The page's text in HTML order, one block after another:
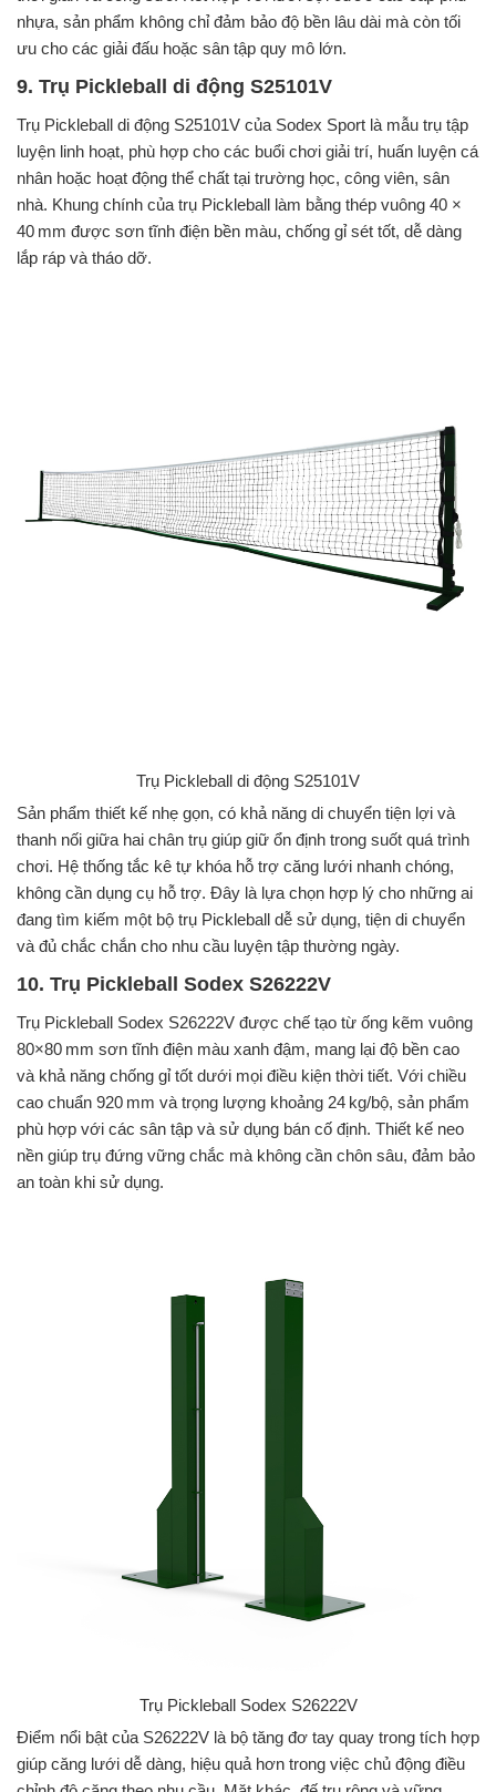
nhựa, sản phẩm không chỉ đảm bảo độ bền lâu dài mà còn tối
ưu cho các giải đấu hoặc sân tập quy mô lớn.
9. Trụ Pickleball di động S25101V
Trụ Pickleball di động S25101V của Sodex Sport là mẫu trụ tập
luyện linh hoạt, phù hợp cho các buổi chơi giải trí, huấn luyện cá
nhân hoặc hoạt động thể chất tại trường học, công viên, sân
nhà. Khung chính của trụ Pickleball làm bằng thép vuông 40 ×
40 mm được sơn tĩnh điện bền màu, chống gỉ sét tốt, dễ dàng
lắp ráp và tháo dỡ.
Trụ Pickleball di động S25101V
Sản phẩm thiết kế nhẹ gọn, có khả năng di chuyển tiện lợi và
thanh nối giữa hai chân trụ giúp giữ ổn định trong suốt quá trình
chơi. Hệ thống tắc kê tự khóa hỗ trợ căng lưới nhanh chóng,
không cần dụng cụ hỗ trợ. Đây là lựa chọn hợp lý cho những ai
đang tìm kiếm một bộ trụ Pickleball dễ sử dụng, tiện di chuyển
và đủ chắc chắn cho nhu cầu luyện tập thường ngày.
10. Trụ Pickleball Sodex S26222V
Trụ Pickleball Sodex S26222V được chế tạo từ ống kẽm vuông
80×80 mm sơn tĩnh điện màu xanh đậm, mang lại độ bền cao
và khả năng chống gỉ tốt dưới mọi điều kiện thời tiết. Với chiều
cao chuẩn 920 mm và trọng lượng khoảng 24 kg/bộ, sản phẩm
phù hợp với các sân tập và sử dụng bán cố định. Thiết kế neo
nền giúp trụ đứng vững chắc mà không cần chôn sâu, đảm bảo
an toàn khi sử dụng.
Trụ Pickleball Sodex S26222V
Điểm nổi bật của S26222V là bộ tăng đơ tay quay trong tích hợp
giúp căng lưới dễ dàng, hiệu quả hơn trong việc chủ động điều